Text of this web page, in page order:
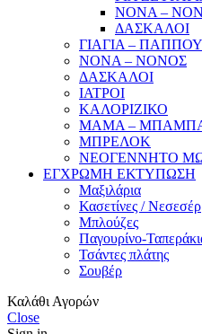
ΝΟΝΑ –
ΔΑΣΚΑΛΟΙ
ΓΙΑΓΙΑ –
ΝΟΝΑ – ΝΟΝΟΣ
ΔΑΣΚΑΛΟΙ
ΙΑΤΡΟΙ
ΚΑΛΟΡΙΖΙΚΟ
ΜΑΜΑ –
ΜΠΡΕΛΟΚ
ΝΕΟΓΕΝΝΗΤΟ
ΕΓΧΡΩΜΗ ΕΚΤΥΠΩΣΗ
Μαξιλάρια
Κασετίνες / Νεσεσέρ
Μπλούζες
Παγουρίνο-
Τσάντες πλάτης
Σουβέρ
Καλάθι Αγορών
Close